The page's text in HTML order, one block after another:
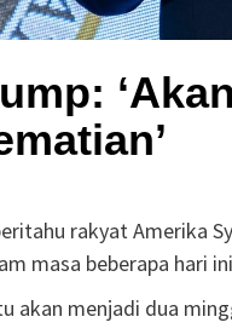
rakyat Amerika
masa beberapa hari
menjadi dua